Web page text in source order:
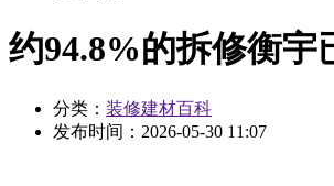
约94.8%的拆修衡宇
分类： 装修建材百科
发布时间： 2026-05-30 11:07